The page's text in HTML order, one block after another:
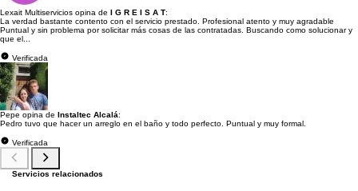
Lexait Multiservicios opina de I G R E I S A T:
La verdad bastante contento con el servicio prestado. Profesional atento y muy agradable
Puntual y sin problema por solicitar más cosas de las contratadas. Buscando como solucionar y
que el...
Verificada
Pepe opina de Instaltec Alcalá:
Pedro tuvo que hacer un arreglo en el baño y todo perfecto. Puntual y muy formal.
Verificada
Servicios relacionados